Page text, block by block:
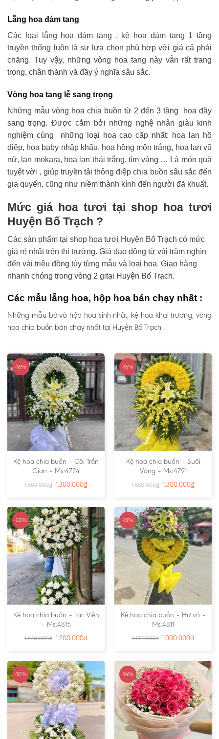
Lẵng hoa đám tang
Các loại lẵng hoa đám tang , kệ hoa đám tang 1 tầng
truyền thống luôn là sự lựa chọn phù hợp với giá cả phải
chăng. Tuy vậy, những vòng hoa tang này vẫn rất trang
trọng, chân thành và đầy ý nghĩa sâu sắc.
Vòng hoa tang lễ sang trọng
Những mẫu vòng hoa chia buồn từ 2 đến 3 tầng hoa đầy
sang trọng. Được cắm bởi những nghệ nhân giàu kinh
nghiệm cùng những loại hoa cao cấp nhất: hoa lan hồ
điệp, hoa baby nhập khẩu, hoa hồng môn trắng, hoa lan vũ
nữ, lan mokara, hoa lan thái trắng, tím vàng … Là món quà
tuyệt vời , giúp truyền tải thông điệp chia buồn sâu sắc đến
gia quyến, cũng như niềm thành kính đến người đã khuất.
Mức giá hoa tươi tại shop hoa tươi
Huyện Bố Trạch ?
Các sản phẩm tại shop hoa tươi Huyện Bố Trạch có mức
giá rẻ nhất trên thị trường. Giá dao động từ vài trăm nghìn
đến vài triệu đồng tùy từng mẫu và loại hoa. Giao hàng
nhanh chóng trong vòng 2 gitại Huyện Bố Trạch.
Các mẫu lẵng hoa, hộp hoa bán chạy nhất :
Những mẫu bó và hộp hoa sinh nhật, kệ hoa khai trương, vòng
hoa chia buồn bán chạy nhất tại Huyện Bố Trạch .
-16%
Kệ hoa chia buồn – Cõi Trần
Gian – Ms:4724
1.550.000₫ 1.300.000₫
-16%
Kệ hoa chia buồn – Suối
Vàng – Ms:4791
1.550.000₫ 1.300.000₫
-22%
Kệ hoa chia buồn – Lạc Viên
– Ms:4815
1.540.000₫ 1.200.000₫
-13%
Kệ hoa chia buồn – Hư vô –
Ms:4811
1.150.000₫ 1.000.000₫
-10% -14%